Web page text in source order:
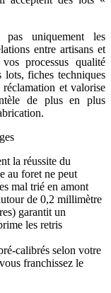
pas uniquement les
entre artisans et
processus qualité
lots, fiches techniques
et valorise
de plus en plus
la réussite du
au foret ne peut
mal trié en amont
de 0,2 millimètre
garantit un
les retris
calibrés selon votre
franchissez le